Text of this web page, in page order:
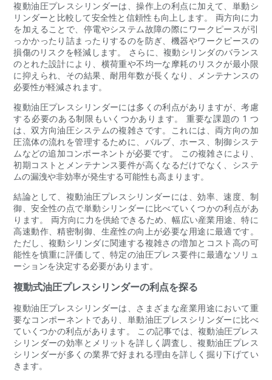
複動油圧プレスシリンダーは、操作上の利点に加えて、単動シ
リンダーと比較して安全性と信頼性も向上します。 両方向に力
を加えることで、停電やシステム故障の際にワークピースが引
っかかったり詰まったりするのを防ぎ、機器やワークピースの
損傷のリスクを軽減します。 さらに、複動シリンダのバランス
のとれた設計により、横荷重や不均一な摩耗のリスクが最小限
に抑えられ、その結果、耐用年数が長くなり、メンテナンスの
必要性が軽減されます。
複動油圧プレスシリンダーには多くの利点がありますが、考慮
する必要のある制限もいくつかあります。 重要な課題の 1 つ
は、双方向油圧システムの複雑さです。これには、両方向の加
圧流体の流れを管理するために、バルブ、ホース、制御システ
ムなどの追加コンポーネントが必要です。 この複雑さにより、
初期コストとメンテナンス要件が高くなるだけでなく、システ
ムの漏洩や非効率が発生する可能性も高まります。
結論として、複動油圧プレスシリンダーには、効率、速度、制
御、安全性の点で単動シリンダーに比べていくつかの利点があ
ります。 両方向に力を供給できるため、幅広い産業用途、特に
高速動作、精密制御、生産性の向上が必要な用途に最適です。
ただし、複動シリンダに関連する複雑さの増加とコスト高の可
能性を慎重に評価して、特定の油圧プレス要件に最適なソリュ
ーションを決定する必要があります。
複動式油圧プレスシリンダーの利点を探る
複動油圧プレスシリンダーは、さまざまな産業用途において重
要なコンポーネントであり、単動油圧プレスシリンダーに比べ
ていくつかの利点があります。 この記事では、複動油圧プレス
シリンダーの効率とメリットを詳しく調査し、複動油圧プレス
シリンダーが多くの業界で好まれる理由を詳しく掘り下げてい
きます。